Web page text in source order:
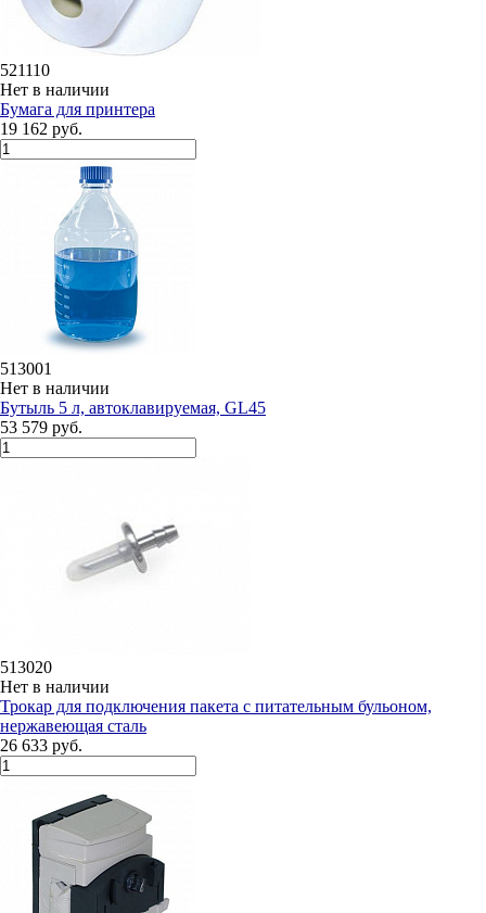
521110
Нет в наличии
Бумага для принтера
19 162 руб.
513001
Нет в наличии
Бутыль 5 л, автоклавируемая, GL45
53 579 руб.
513020
Нет в наличии
Трокар для подключения пакета с питательным бульоном,
нержавеющая сталь
26 633 руб.